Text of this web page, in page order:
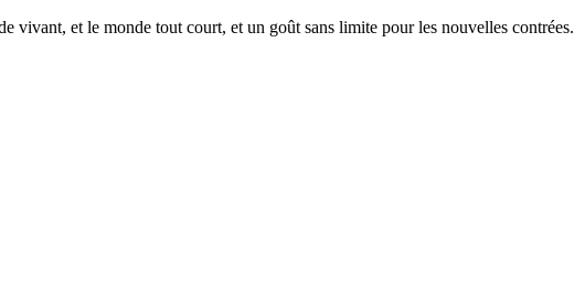
vivant, et le monde tout court, et un goût sans limite pour les nouvelles contrées.